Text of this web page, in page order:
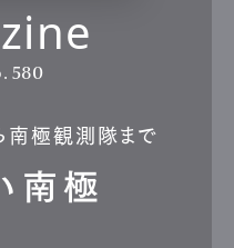
580
南極観測隊まで
南極